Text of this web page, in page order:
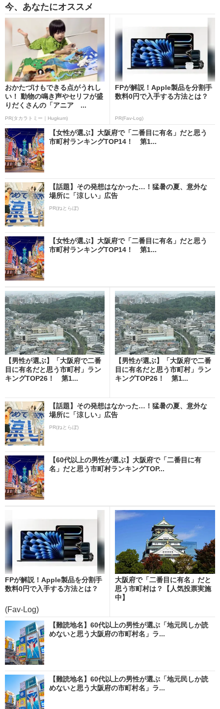
今、あなたにオススメ
おかたづけもできる点がうれし
い！ 動物の鳴き声やセリフが盛
りだくさんの「アニア ...
PR(タカラトミー｜Hugkum)
FPが解説！Apple製品を分割手
数料0円で入手する方法とは？
PR(Fav-Log)
【女性が選ぶ】大阪府で「二番目に有名」だと思う
市町村ランキングTOP14！ 第1...
【話題】その発想はなかった…！猛暑の夏、意外な
場所に「涼しい」広告
PR(ねとらぼ)
【女性が選ぶ】大阪府で「二番目に有名」だと思う
市町村ランキングTOP14！ 第1...
【男性が選ぶ】「大阪府で二番
目に有名だと思う市町村」ラン
キングTOP26！ 第1...
【男性が選ぶ】「大阪府で二番
目に有名だと思う市町村」ラン
キングTOP26！ 第1...
【話題】その発想はなかった…！猛暑の夏、意外な
場所に「涼しい」広告
PR(ねとらぼ)
【60代以上の男性が選ぶ】大阪府で「二番目に有
名」だと思う市町村ランキングTOP...
FPが解説！Apple製品を分割手
数料0円で入手する方法とは？
(Fav-Log)
大阪府で「二番目に有名」だと
思う市町村は？【人気投票実施
中】
【難読地名】60代以上の男性が選ぶ「地元民しか読
めないと思う大阪府の市町村名」ラ...
【難読地名】60代以上の男性が選ぶ「地元民しか読
めないと思う大阪府の市町村名」ラ...